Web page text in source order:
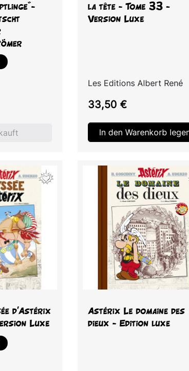
la tête - Tome 33 -
Version Luxe
Les Editions Albert René
Preis
33,50 €
In den Warenkorb
d'Astérix
Luxe
Astérix Le domaine des
dieux - Edition luxe